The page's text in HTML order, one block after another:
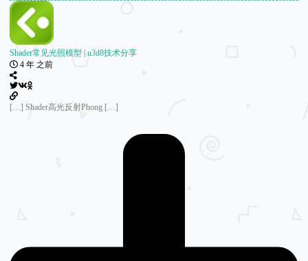
Shader常见光照模型 | u3d8技术分享
4 年 之前
[…] Shader高光反射Phong […]